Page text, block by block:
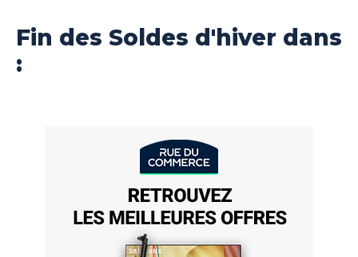
Fin des Soldes d'hiver dans
: